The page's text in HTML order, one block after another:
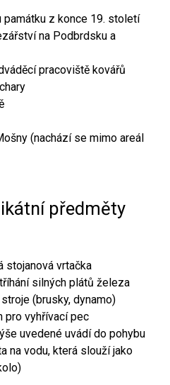
památku z konce 19. století
na Podbrdsku a
pracoviště kovářů
(nachází se mimo areál
předměty
stojanová vrtačka
silných plátů železa
(brusky, dynamo)
pro vyhřívací pec
uvedené uvádí do pohybu
na vodu, která slouží jako